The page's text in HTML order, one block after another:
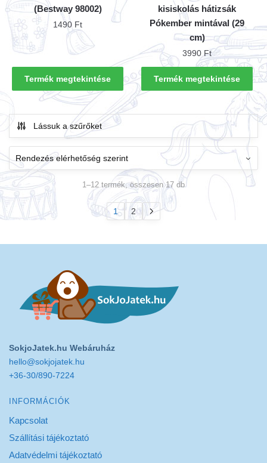
(Bestway 98002)
1490 Ft
Termék megtekintése
kisiskolás hátizsák
Pókember mintával (29
cm)
3990 Ft
Termék megtekintése
Lássuk a szűrőket
1–12 termék, összesen 17 db
1 2
SokjoJatek.hu Webáruház
hello@sokjojatek.hu
+36-30/890-7224
INFORMÁCIÓK
Kapcsolat
Szállítási tájékoztató
Adatvédelmi tájékoztató